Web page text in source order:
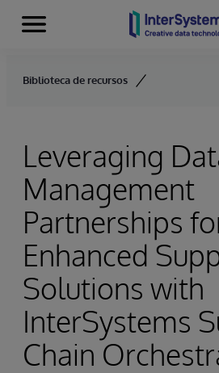
Skip to content
Menu
Biblioteca de recursos
Leveraging
Management
Partnerships
Enhanced
Solutions with
InterSystems
Chain